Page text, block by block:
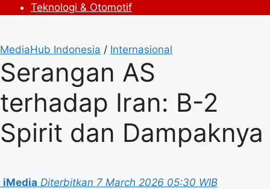
Teknologi & Otomotif
MediaHub Indonesia / Internasional
Serangan AS
terhadap Iran: B-2
Spirit dan Dampaknya
iMedia Diterbitkan 7 March 2026 05:30 WIB